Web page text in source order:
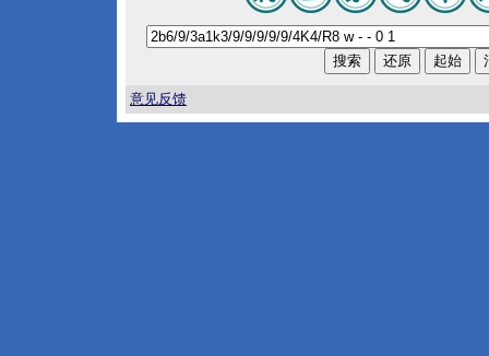
意见反馈